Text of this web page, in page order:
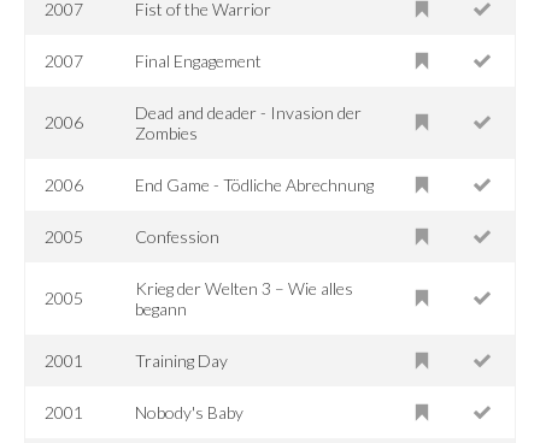
2007 Fist of the Warrior
2007 Final Engagement
2006
Dead and deader - Invasion der
Zombies
2006 End Game - Tödliche Abrechnung
2005 Confession
2005
Krieg der Welten 3 – Wie alles
begann
2001 Training Day
2001 Nobody's Baby